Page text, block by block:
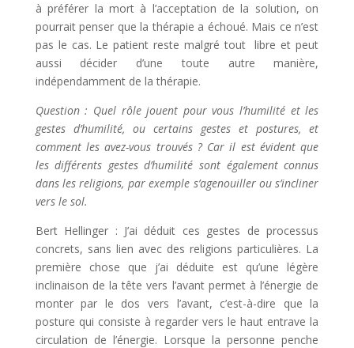
à préférer la mort à l’acceptation de la solution, on
pourrait penser que la thérapie a échoué. Mais ce n’est
pas le cas. Le patient reste malgré tout libre et peut
aussi décider d’une toute autre manière,
indépendamment de la thérapie.
Question : Quel rôle jouent pour vous l’humilité et les
gestes d’humilité, ou certains gestes et postures, et
comment les avez-vous trouvés ? Car il est évident que
les différents gestes d’humilité sont également connus
dans les religions, par exemple s’agenouiller ou s’incliner
vers le sol.
Bert Hellinger : J’ai déduit ces gestes de processus
concrets, sans lien avec des religions particulières. La
première chose que j’ai déduite est qu’une légère
inclinaison de la tête vers l’avant permet à l’énergie de
monter par le dos vers l’avant, c’est-à-dire que la
posture qui consiste à regarder vers le haut entrave la
circulation de l’énergie. Lorsque la personne penche